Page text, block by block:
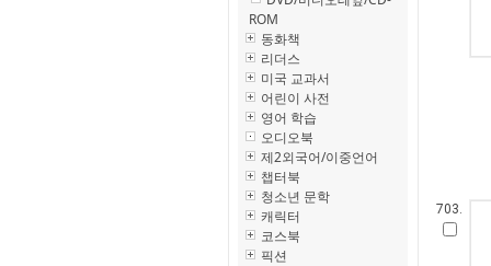
ROM
동화책
리더스
미국 교과서
어린이 사전
영어 학습
오디오북
제2외국어/이중언어
챕터북
청소년 문학
캐릭터
코스북
픽션
703.